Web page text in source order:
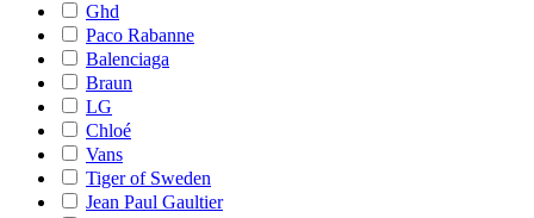
Ghd
Paco Rabanne
Balenciaga
Braun
LG
Chloé
Vans
Tiger of Sweden
Jean Paul Gaultier